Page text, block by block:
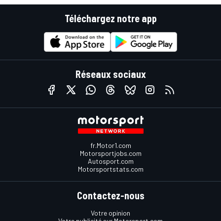
Téléchargez notre app
Réseaux sociaux
fr.Motor1.com
Motorsportjobs.com
Autosport.com
Motorsportstats.com
Contactez-nous
Votre opinion